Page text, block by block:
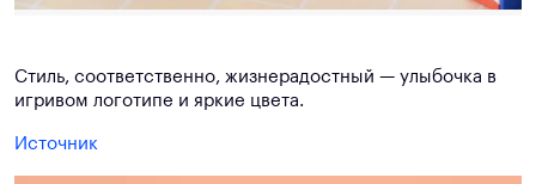
Стиль, соответственно, жизнерадостный — улыбочка в
игривом логотипе и яркие цвета.
Источник